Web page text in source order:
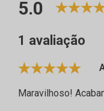
5.0
1 avaliação
Maravilhoso!